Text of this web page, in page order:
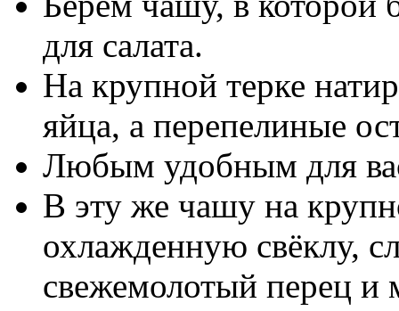
для салата.
На крупной терке
яйца, а перепелиные
Любым удобным для
В эту же чашу на
охлажденную свёклу,
свежемолотый перец и